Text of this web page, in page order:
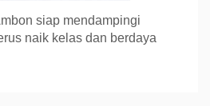
siap mendampingi
naik kelas dan berdaya